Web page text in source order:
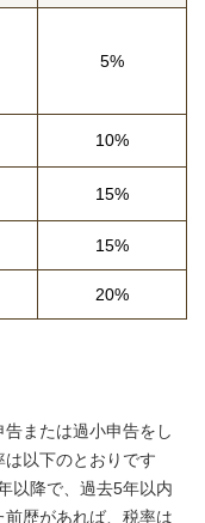
5%
10%
15%
15%
20%
または過小申告をし
以下のとおりです
以降で、過去5年以内
歴があれば、税率は